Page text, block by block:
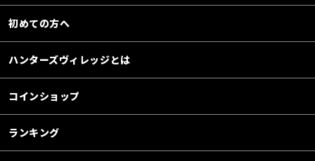
初めての方へ
ハンターズヴィレッジとは
コインショップ
ランキング